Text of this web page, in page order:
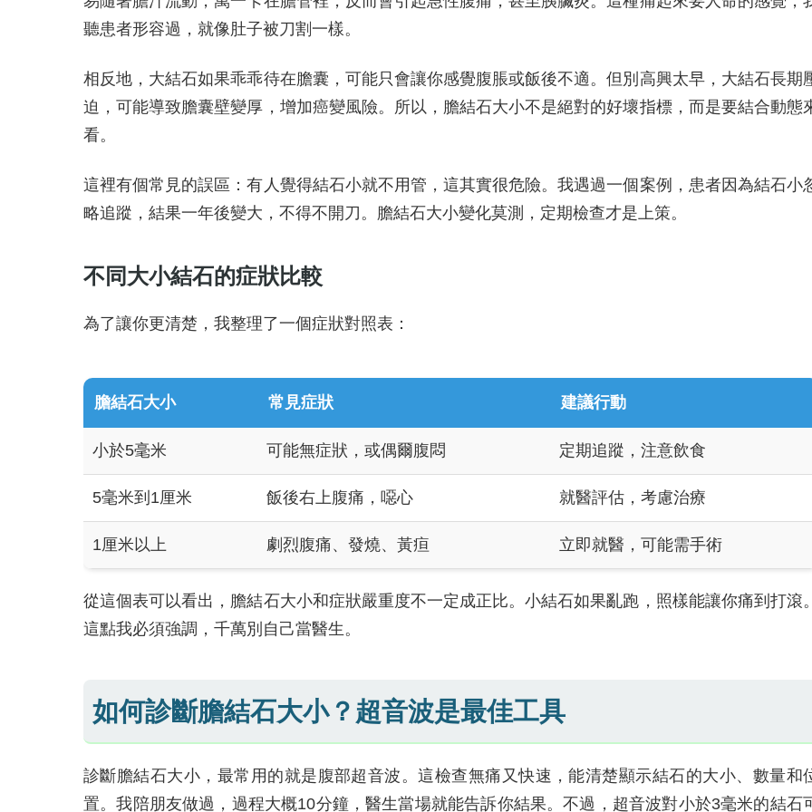
聽患者形容過，就像肚子被刀割一樣。
相反地，大結石如果乖乖待在膽囊，可能只會讓你感覺腹脹或飯後不適。但別高興太早，大結石長期
迫，可能導致膽囊壁變厚，增加癌變風險。所以，膽結石大小不是絕對的好壞指標，而是要結合動態
看。
這裡有個常見的誤區：有人覺得結石小就不用管，這其實很危險。我遇過一個案例，患者因為結石小
略追蹤，結果一年後變大，不得不開刀。膽結石大小變化莫測，定期檢查才是上策。
不同大小結石的症狀比較
為了讓你更清楚，我整理了一個症狀對照表：
膽結石大小 常見症狀 建議行動
小於5毫米 可能無症狀，或偶爾腹悶 定期追蹤，注意飲食
5毫米到1厘米 飯後右上腹痛，噁心 就醫評估，考慮治療
1厘米以上 劇烈腹痛、發燒、黃疸 立即就醫，可能需手術
從這個表可以看出，膽結石大小和症狀嚴重度不一定成正比。小結石如果亂跑，照樣能讓你痛到打滾。
這點我必須強調，千萬別自己當醫生。
如何診斷膽結石大小？超音波是最佳工具
診斷膽結石大小，最常用的就是腹部超音波。這檢查無痛又快速，能清楚顯示結石的大小、數量和
置。我陪朋友做過，過程大概10分鐘，醫生當場就能告訴你結果。不過，超音波對小於3毫米的結石